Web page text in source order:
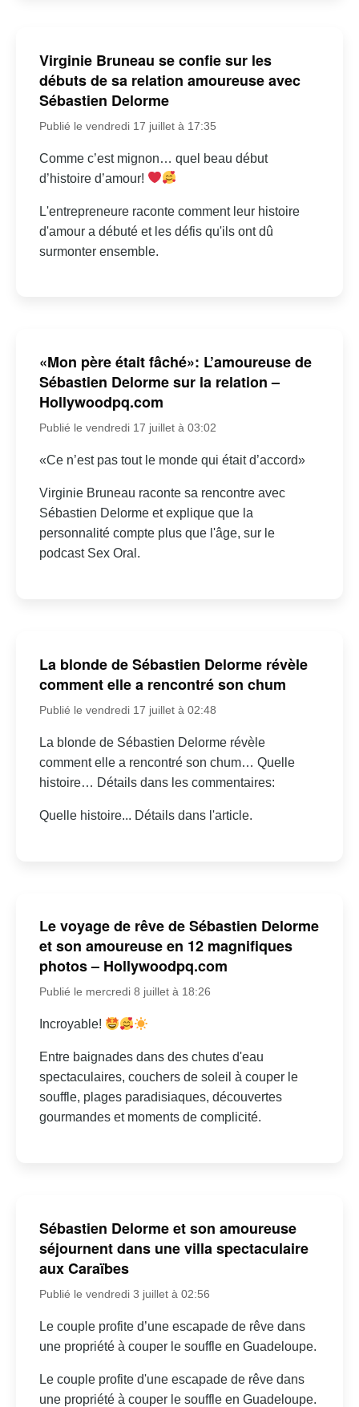
Virginie Bruneau se confie sur les
débuts de sa relation amoureuse avec
Sébastien Delorme
Publié le vendredi 17 juillet à 17:35
Comme c’est mignon… quel beau début
d’histoire d’amour!
L'entrepreneure raconte comment leur histoire
d'amour a débuté et les défis qu'ils ont dû
surmonter ensemble.
«Mon père était fâché»: L’amoureuse de
Sébastien Delorme sur la relation –
Hollywoodpq.com
Publié le vendredi 17 juillet à 03:02
«Ce n’est pas tout le monde qui était d’accord»
Virginie Bruneau raconte sa rencontre avec
Sébastien Delorme et explique que la
personnalité compte plus que l'âge, sur le
podcast Sex Oral.
La blonde de Sébastien Delorme révèle
comment elle a rencontré son chum
Publié le vendredi 17 juillet à 02:48
La blonde de Sébastien Delorme révèle
comment elle a rencontré son chum… Quelle
histoire… Détails dans les commentaires:
Quelle histoire... Détails dans l'article.
Le voyage de rêve de Sébastien Delorme
et son amoureuse en 12 magnifiques
photos – Hollywoodpq.com
Publié le mercredi 8 juillet à 18:26
Incroyable!
Entre baignades dans des chutes d'eau
spectaculaires, couchers de soleil à couper le
souffle, plages paradisiaques, découvertes
gourmandes et moments de complicité.
Sébastien Delorme et son amoureuse
séjournent dans une villa spectaculaire
aux Caraïbes
Publié le vendredi 3 juillet à 02:56
Le couple profite d’une escapade de rêve dans
une propriété à couper le souffle en Guadeloupe.
Le couple profite d'une escapade de rêve dans
une propriété à couper le souffle en Guadeloupe.